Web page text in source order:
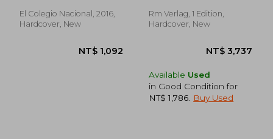
El Colegio Nacional, 2016,
Hardcover, New
Fernando Grisalez
Rm Verlag, 1 Edition,
Hardcover, New
Available Used
in Good Condition for
NT$ 1,786
Buy Used